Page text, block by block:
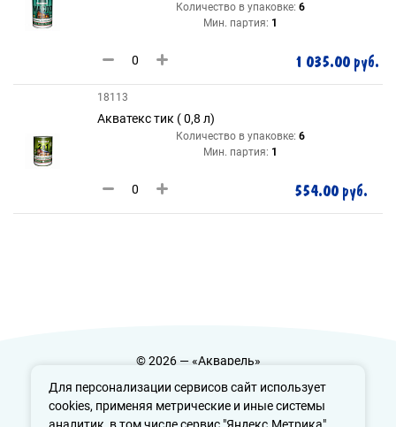
Для персонализации сервисов сайт использует
cookies, применяя метрические и иные системы
Количество в упаковке: 6
Мин. партия: 1
1 035.00 руб.
18113
Акватекс тик ( 0,8 л)
Количество в упаковке: 6
Мин. партия: 1
554.00 руб.
© 2026 — «Акварель»
Политика конфиденциальности